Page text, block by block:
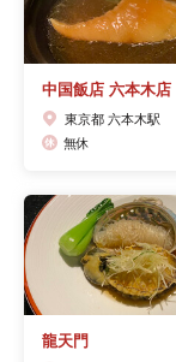
中国飯店 六本木店
東京都 六本木駅
無休
龍天門